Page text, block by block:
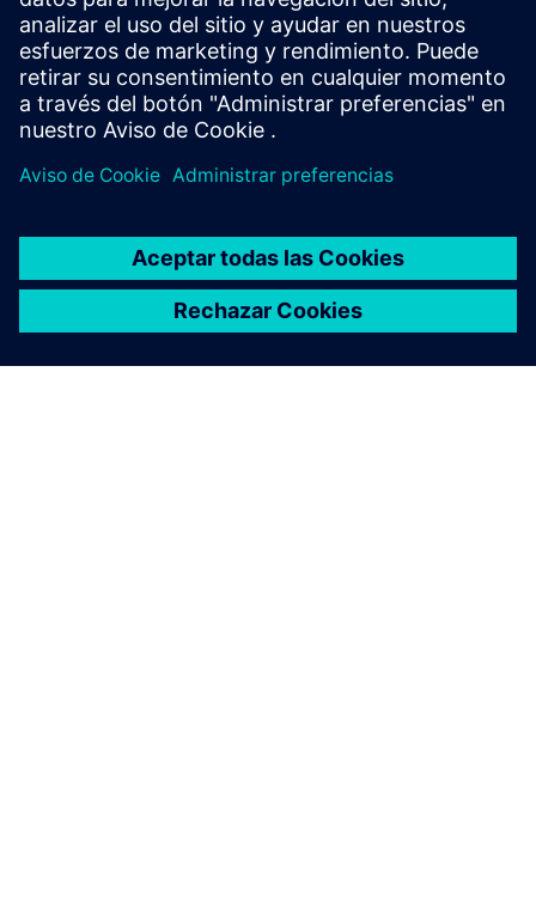
industria, la infraestructura, el transporte y la atención
médica.